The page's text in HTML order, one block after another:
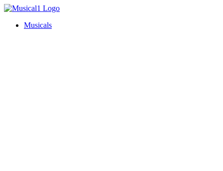
Musicals